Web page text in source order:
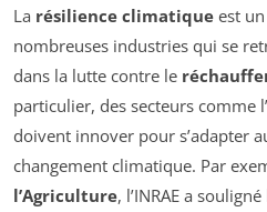
La résilience climatique est
nombreuses industries qui se
dans la lutte contre le
particulier, des secteurs comme
doivent innover pour s’adapter
changement climatique. Par
l’Agriculture, l’INRAE a